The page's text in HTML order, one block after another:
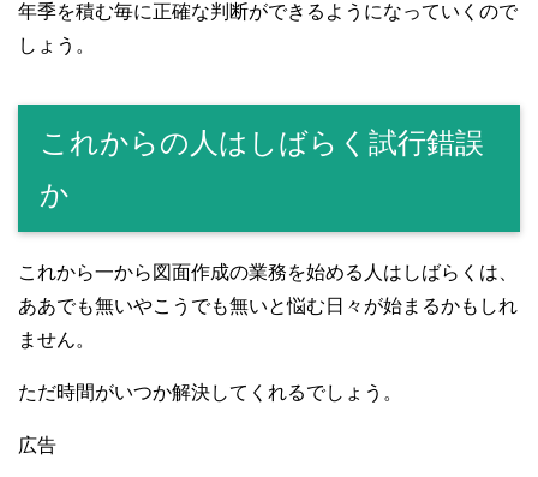
年季を積む毎に正確な判断ができるようになっていくので
しょう。
これからの人はしばらく試行錯誤
か
これから一から図面作成の業務を始める人はしばらくは、
ああでも無いやこうでも無いと悩む日々が始まるかもしれ
ません。
ただ時間がいつか解決してくれるでしょう。
広告